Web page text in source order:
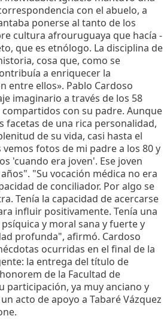
con el abuelo, a
ponerse al tanto de los
cultura afrouruguaya que hacía -
que es etnólogo. La disciplina de
cosa que, como se
a enriquecer la
entre ellos». Pablo Cardoso
imaginario a través de los 58
compartidos con su padre. Aunque
facetas de una rica personalidad,
de su vida, casi hasta el
vemos fotos de mi padre a los 80 y
'cuando era joven'. Ese joven
"Su vocación médica no era
de conciliador. Por algo se
Tenía la capacidad de acercarse
influir positivamente. Tenía una
y moral sana y fuerte y
profunda", afirmó. Cardoso
ocurridas en el final de la
la entrega del título de
de la Facultad de
participación, ya muy anciano y
acto de apoyo a Tabaré Vázquez